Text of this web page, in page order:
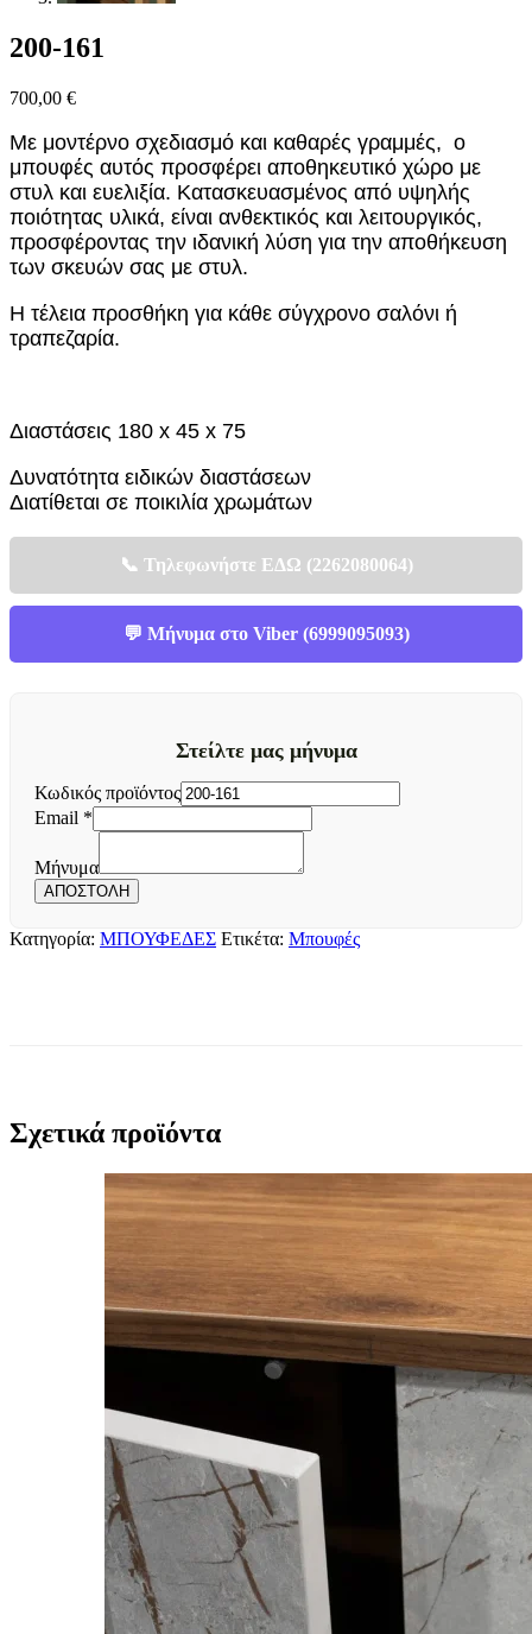
200-161
700,00 €
Με μοντέρνο σχεδιασμό και καθαρές γραμμές, ο
μπουφές αυτός προσφέρει αποθηκευτικό χώρο με
στυλ και ευελιξία. Κατασκευασμένος από υψηλής
ποιότητας υλικά, είναι ανθεκτικός και λειτουργικός,
προσφέροντας την ιδανική λύση για την αποθήκευση
των σκευών σας με στυλ.
Η τέλεια προσθήκη για κάθε σύγχρονο σαλόνι ή
τραπεζαρία.
Διαστάσεις 180 x 45 x 75
Δυνατότητα ειδικών διαστάσεων
Διατίθεται σε ποικιλία χρωμάτων
📞 Τηλεφωνήστε ΕΔΩ (2262080064)
💬 Μήνυμα στο Viber (6999095093)
Στείλτε μας μήνυμα
Κωδικός προϊόντος
Email *
Κωδικός
προϊόντος
Μήνυμα
ΑΠΟΣΤΟΛΗ
Κατηγορία: ΜΠΟΥΦΕΔΕΣ Ετικέτα: Μπουφές
Σχετικά προϊόντα